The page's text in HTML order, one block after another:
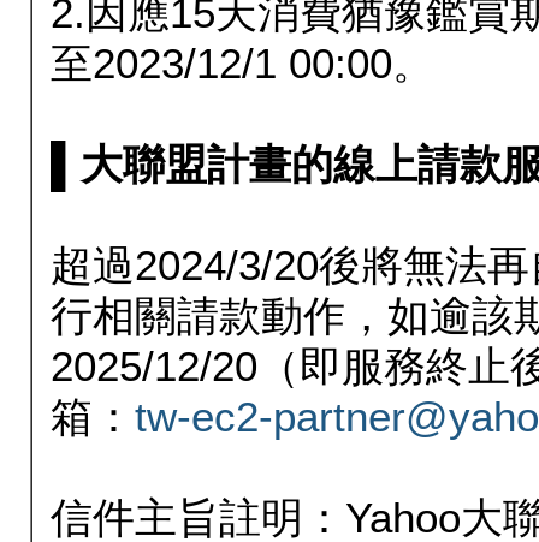
2.因應15天消費猶豫鑑賞
至2023/12/1 00:00。
▌大聯盟計畫的線上請款
超過2024/3/20後將無法
行相關請款動作，如逾該
2025/12/20（即服務終止
箱： tw-ec2-
信件主旨註明：Yahoo大